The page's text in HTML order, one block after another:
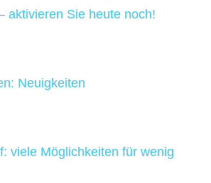
aktivieren Sie heute noch!
Neuigkeiten
viele Möglichkeiten für wenig